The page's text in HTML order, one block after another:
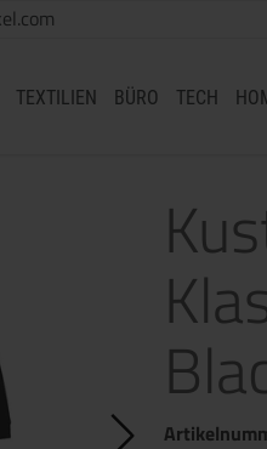
TEXTILIEN BÜRO TECH